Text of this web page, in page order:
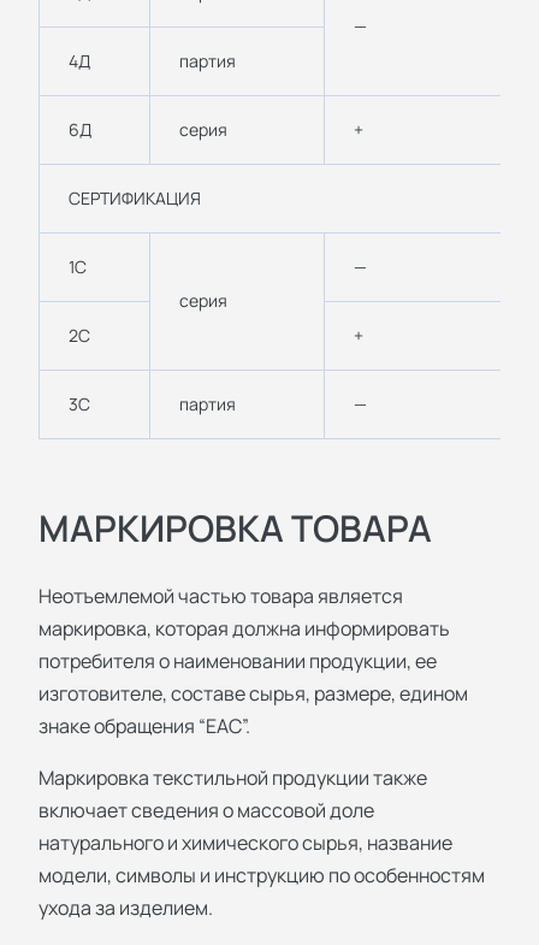
—
4Д
партия
6Д серия +
СЕРТИФИКАЦИЯ
1С
серия
—
2С +
3С партия —
МАРКИРОВКА ТОВАРА
Неотъемлемой частью товара является
маркировка, которая должна информировать
потребителя о наименовании продукции, ее
изготовителе, составе сырья, размере, едином
знаке обращения “ЕАС”.
Маркировка текстильной продукции также
включает сведения о массовой доле
натурального и химического сырья, название
модели, символы и инструкцию по особенностям
ухода за изделием.